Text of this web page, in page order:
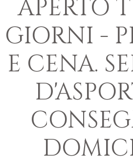
APERTO
GIORNI -
E CENA.